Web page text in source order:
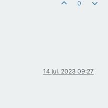
0
14 jul. 2023 09:27